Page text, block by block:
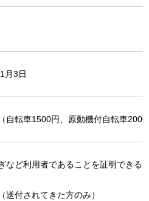
月3日
自転車1500円、原動機付自転車2000
など利用者であることを証明できる
送付されてきた方のみ）